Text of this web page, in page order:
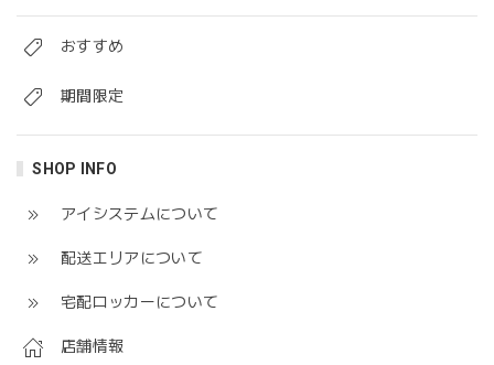
おすすめ
期間限定
SHOP INFO
アイシステムについて
配送エリアについて
宅配ロッカーについて
店舗情報